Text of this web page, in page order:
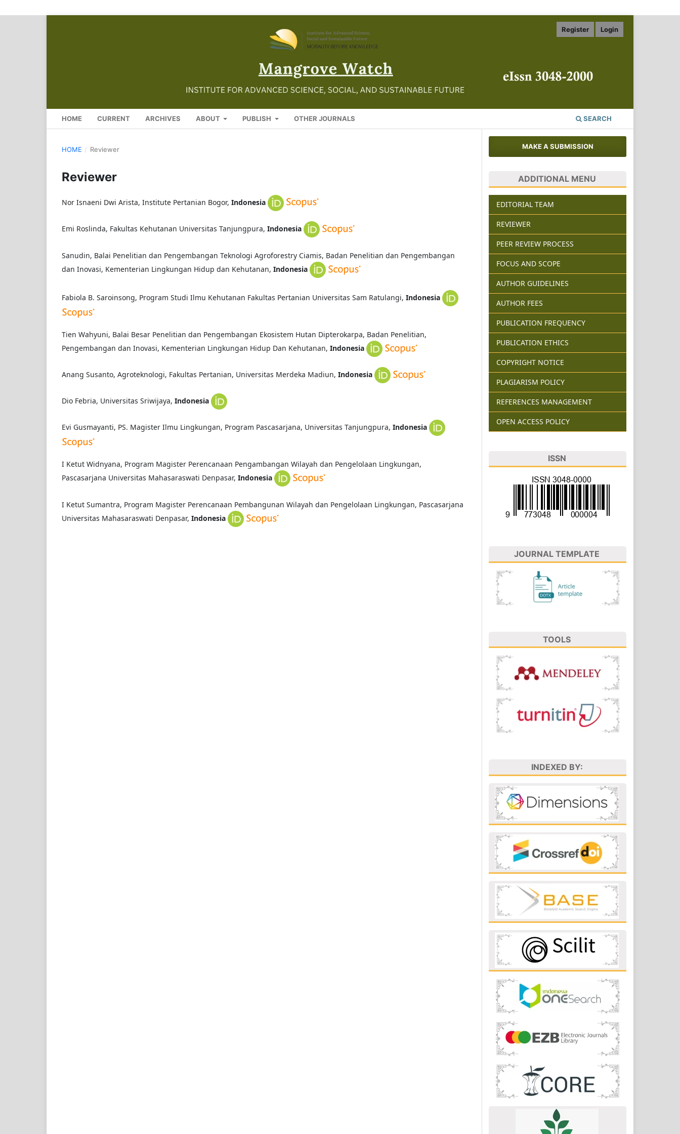
HOME CURRENT ARCHIVES ABOUT PUBLISH OTHER JOURNALS SEARCH
Register Login
HOME / Reviewer
Reviewer
Nor Isnaeni Dwi Arista, Institute Pertanian Bogor, Indonesia
Emi Roslinda, Fakultas Kehutanan Universitas Tanjungpura, Indonesia
Sanudin, Balai Penelitian dan Pengembangan Teknologi Agroforestry Ciamis, Badan Penelitian dan Pengembangan
dan Inovasi, Kementerian Lingkungan Hidup dan Kehutanan, Indonesia
Fabiola B. Saroinsong, Program Studi Ilmu Kehutanan Fakultas Pertanian Universitas Sam Ratulangi, Indonesia
Tien Wahyuni, Balai Besar Penelitian dan Pengembangan Ekosistem Hutan Dipterokarpa, Badan Penelitian,
Pengembangan dan Inovasi, Kementerian Lingkungan Hidup Dan Kehutanan, Indonesia
Anang Susanto, Agroteknologi, Fakultas Pertanian, Universitas Merdeka Madiun, Indonesia
Dio Febria, Universitas Sriwijaya, Indonesia
Evi Gusmayanti, PS. Magister Ilmu Lingkungan, Program Pascasarjana, Universitas Tanjungpura, Indonesia
I Ketut Widnyana, Program Magister Perencanaan Pengambangan Wilayah dan Pengelolaan Lingkungan,
Pascasarjana Universitas Mahasaraswati Denpasar, Indonesia
I Ketut Sumantra, Program Magister Perencanaan Pembangunan Wilayah dan Pengelolaan Lingkungan, Pascasarjana
Universitas Mahasaraswati Denpasar, Indonesia
MAKE A SUBMISSION
ADDITIONAL MENU
EDITORIAL TEAM
REVIEWER
PEER REVIEW PROCESS
FOCUS AND SCOPE
AUTHOR GUIDELINES
AUTHOR FEES
PUBLICATION FREQUENCY
PUBLICATION ETHICS
COPYRIGHT NOTICE
PLAGIARISM POLICY
REFERENCES MANAGEMENT
OPEN ACCESS POLICY
ISSN
JOURNAL TEMPLATE
TOOLS
INDEXED BY: